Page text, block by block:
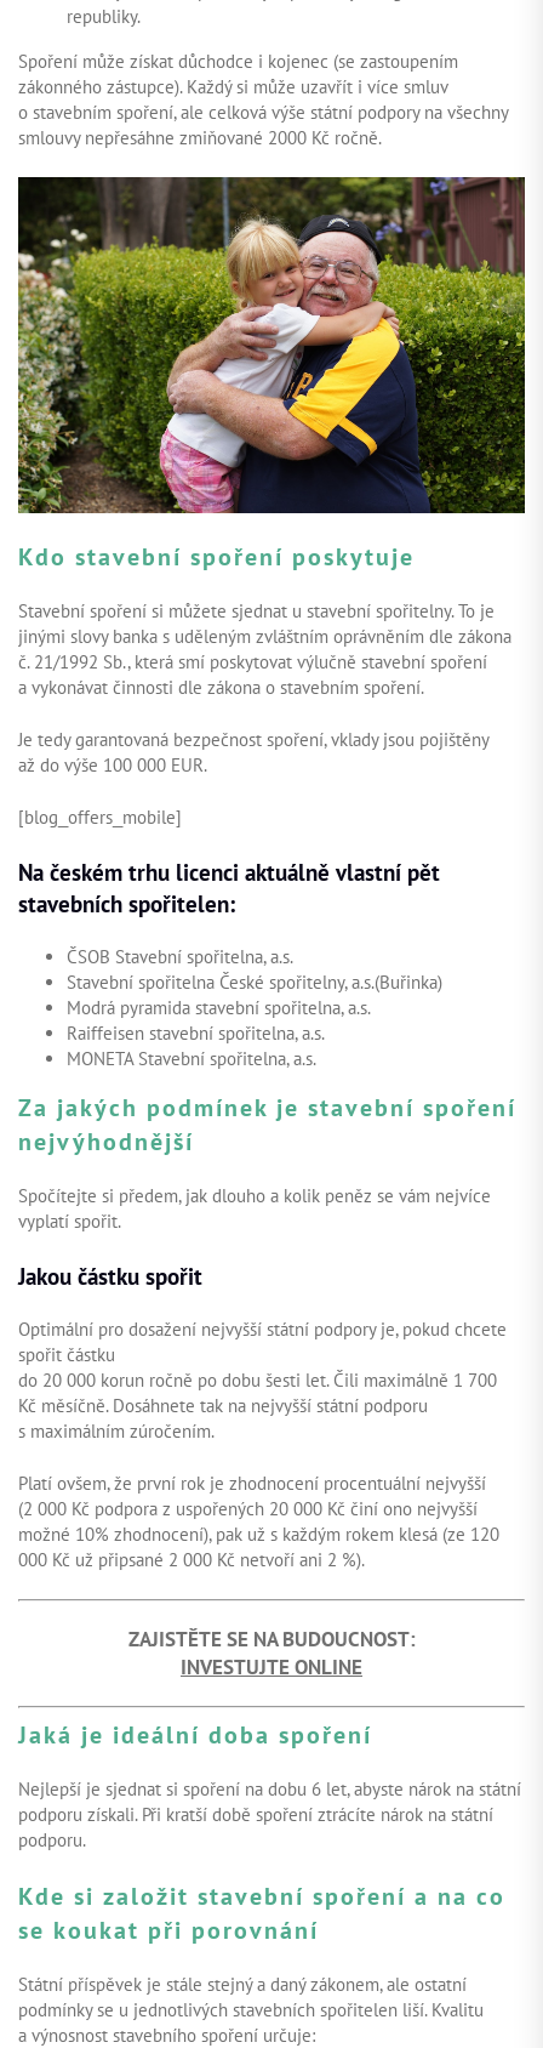
republiky.
Spoření může získat důchodce i kojenec (se zastoupením
zákonného zástupce). Každý si může uzavřít i více smluv
o stavebním spoření, ale celková výše státní podpory na všechny
smlouvy nepřesáhne zmiňované 2000 Kč ročně.
Kdo stavební spoření poskytuje
Stavební spoření si můžete sjednat u stavební spořitelny. To je
jinými slovy banka s uděleným zvláštním oprávněním dle zákona
č. 21/1992 Sb., která smí poskytovat výlučně stavební spoření
a vykonávat činnosti dle zákona o stavebním spoření.
Je tedy garantovaná bezpečnost spoření, vklady jsou pojištěny
až do výše 100 000 EUR.
[blog_offers_mobile]
Na českém trhu licenci aktuálně vlastní pět
stavebních spořitelen:
ČSOB Stavební spořitelna, a.s.
Stavební spořitelna České spořitelny, a.s.(Buřinka)
Modrá pyramida stavební spořitelna, a.s.
Raiffeisen stavební spořitelna, a.s.
MONETA Stavební spořitelna, a.s.
Za jakých podmínek je stavební spoření
nejvýhodnější
Spočítejte si předem, jak dlouho a kolik peněz se vám nejvíce
vyplatí spořit.
Jakou částku spořit
Optimální pro dosažení nejvyšší státní podpory je, pokud chcete
spořit částku
do 20 000 korun ročně po dobu šesti let. Čili maximálně 1 700
Kč měsíčně. Dosáhnete tak na nejvyšší státní podporu
s maximálním zúročením.
Platí ovšem, že první rok je zhodnocení procentuální nejvyšší
(2 000 Kč podpora z uspořených 20 000 Kč činí ono nejvyšší
možné 10% zhodnocení), pak už s každým rokem klesá (ze 120
000 Kč už připsané 2 000 Kč netvoří ani 2 %).
ZAJISTĚTE SE NA BUDOUCNOST:
INVESTUJTE ONLINE
Jaká je ideální doba spoření
Nejlepší je sjednat si spoření na dobu 6 let, abyste nárok na státní
podporu získali. Při kratší době spoření ztrácíte nárok na státní
podporu.
Kde si založit stavební spoření a na co
se koukat při porovnání
Státní příspěvek je stále stejný a daný zákonem, ale ostatní
podmínky se u jednotlivých stavebních spořitelen liší. Kvalitu
a výnosnost stavebního spoření určuje: